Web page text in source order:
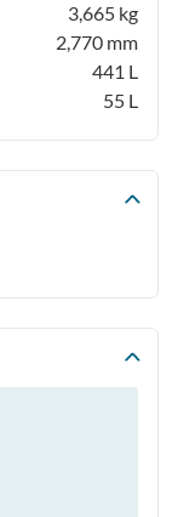
3,665 kg
2,770 mm
441 L
55 L